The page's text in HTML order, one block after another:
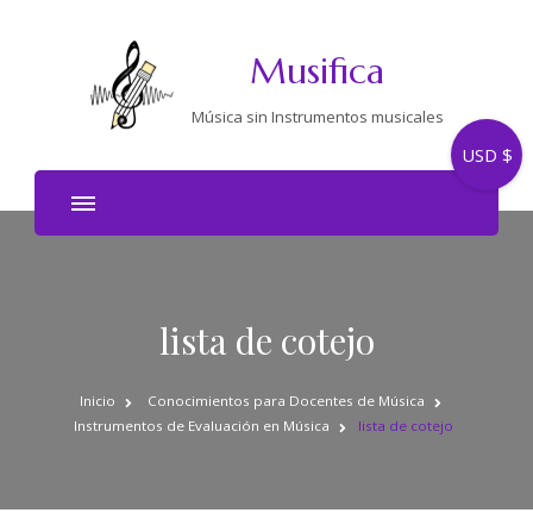
Musifica
Música sin Instrumentos musicales
lista de cotejo
Inicio
Conocimientos para Docentes de Música
Instrumentos de Evaluación en Música
lista de cotejo
USD $